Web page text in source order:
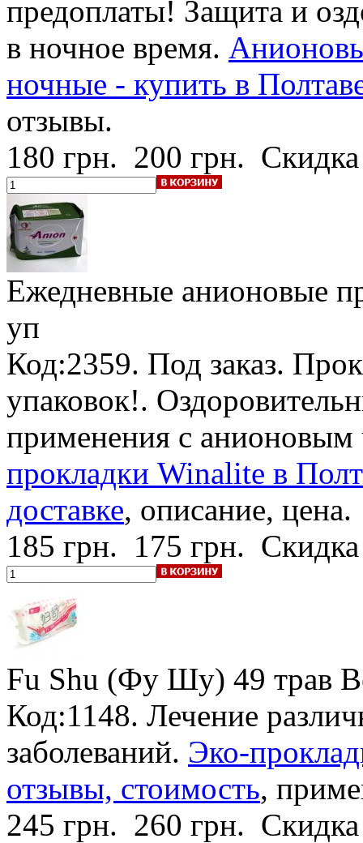
предоплаты! Защита и
в ночное время.
ночные - купить в
отзывы.
180 грн. 200 грн.
Ежедневные анионовые
уп
Код:2359. Под заказ.
упаковок!.
применения с
прокладки Winalite в
доставке, описание, цена.
185 грн. 175 грн.
Fu Shu (Фу Шу) 49 трав
Код:1148. Лечение
заболеваний. Эко-
отзывы, стоимость,
245 грн. 260 грн.